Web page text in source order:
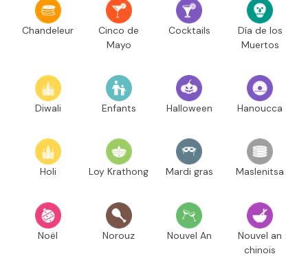
Chandeleur
Cinco de
Mayo
Cocktails
Día de los
Muertos
Diwali Enfants Halloween Hanoucca
Holi Loy Krathong Mardi gras Maslenitsa
Noël Norouz Nouvel An
Nouvel an
chinois